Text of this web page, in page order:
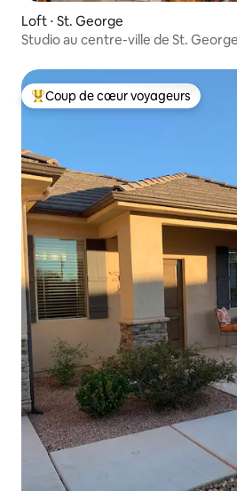
Loft ⋅ St. George
Studio au centre-ville de St.
Coups de cœur voyageurs les plus
Coup de cœur voyageurs